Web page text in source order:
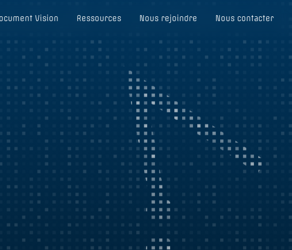
Vision Ressources Nous rejoindre Nous contacter